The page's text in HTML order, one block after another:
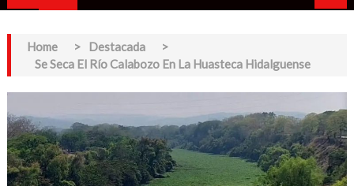
Home > Destacada
>
Se Seca El Río Calabozo En La Huasteca Hidalguense